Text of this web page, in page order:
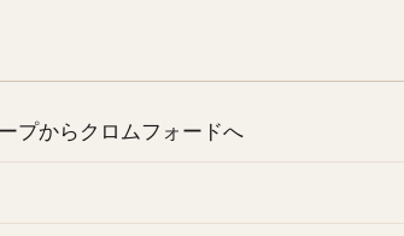
プからクロムフォードへ